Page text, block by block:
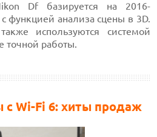
Df базируется на 2016-
с функцией анализа сцены в 3D.
используются системой
точной работы.
Wi-Fi 6: хиты продаж